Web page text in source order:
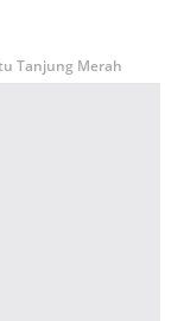
Tanjung Merah